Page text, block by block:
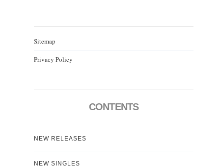
Sitemap
Privacy Policy
CONTENTS
NEW RELEASES
NEW SINGLES